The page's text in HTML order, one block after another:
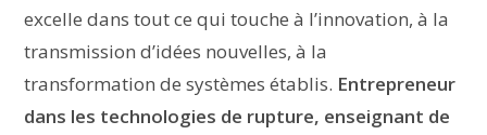
excelle dans tout ce qui touche à l’innovation, à la
transmission d’idées nouvelles, à la
transformation de systèmes établis. Entrepreneur
dans les technologies de rupture, enseignant de